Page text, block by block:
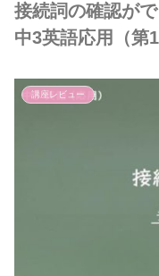
接続詞の確認が
中3英語応用（第
講座レビュー